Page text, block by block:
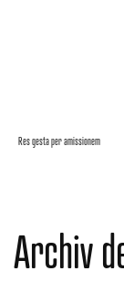
Res gesta per amissionem
Archiv